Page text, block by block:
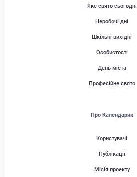
Яке свято сьогодні
Неробочі дні
Шкільні вихідні
Особистості
День міста
Професійне свято
Про Календарик
Користувачі
Публікації
Місія проекту